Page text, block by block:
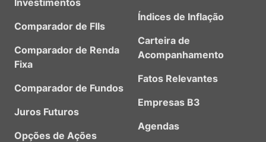
Investimentos
Comparador de FIIs
Comparador de Renda
Fixa
Comparador de Fundos
Juros Futuros
Opções de Ações
Índices de Inflação
Carteira de
Acompanhamento
Fatos Relevantes
Empresas B3
Agendas